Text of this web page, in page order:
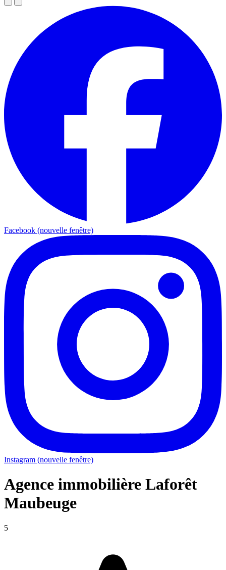
Facebook (nouvelle fenêtre)
Instagram (nouvelle fenêtre)
Agence immobilière Laforêt
Maubeuge
5